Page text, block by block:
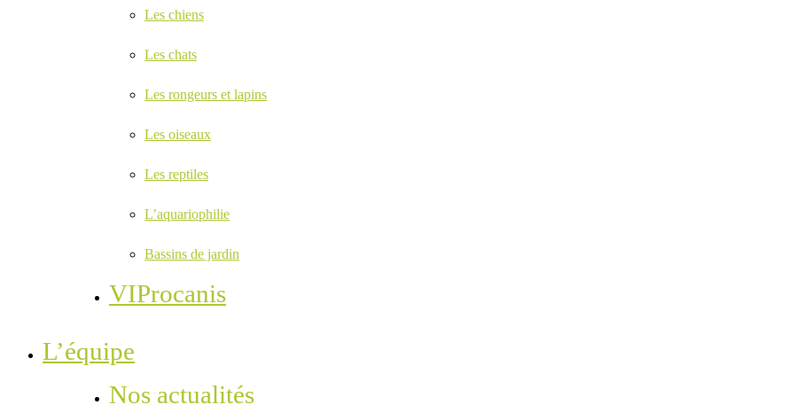
Les chiens
Les chats
Les rongeurs et lapins
Les oiseaux
Les reptiles
L’aquariophilie
Bassins de jardin
VIProcanis
L’équipe
Nos actualités